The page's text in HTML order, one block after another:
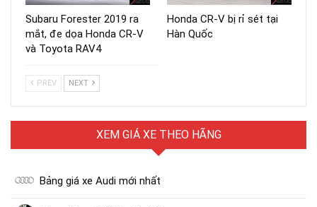
Subaru Forester 2019 ra
mắt, đe dọa Honda CR-V
và Toyota RAV4
Honda CR-V bị rỉ sét tại
Hàn Quốc
PREV NEXT
XEM GIÁ XE THEO HÃNG
Bảng giá xe Audi mới nhất